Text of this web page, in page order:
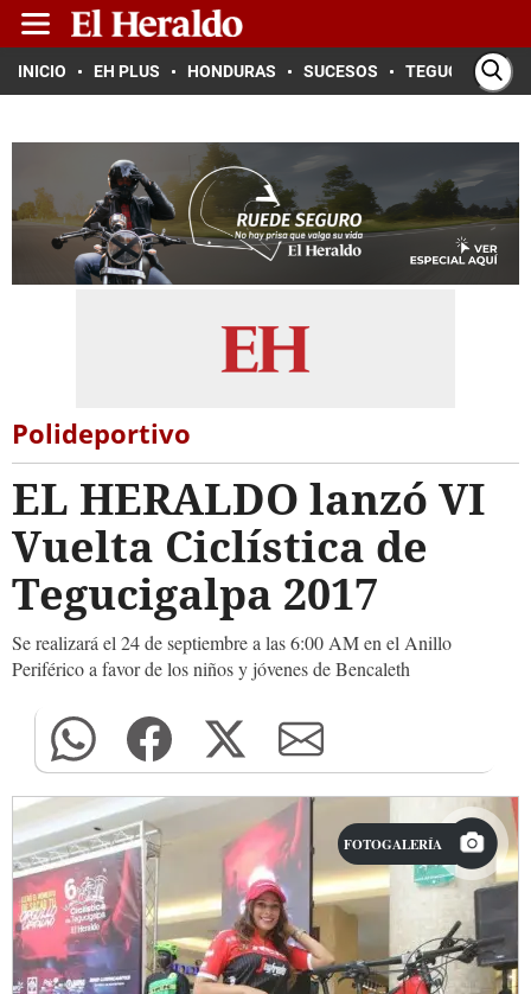
INICIO EH PLUS HONDURAS SUCESOS TEGUCIGALPA
Polideportivo
EL HERALDO lanzó VI
Vuelta Ciclística de
Tegucigalpa 2017
Se realizará el 24 de septiembre a las 6:00 AM en el Anillo
Periférico a favor de los niños y jóvenes de Bencaleth
FOTOGALERÍA